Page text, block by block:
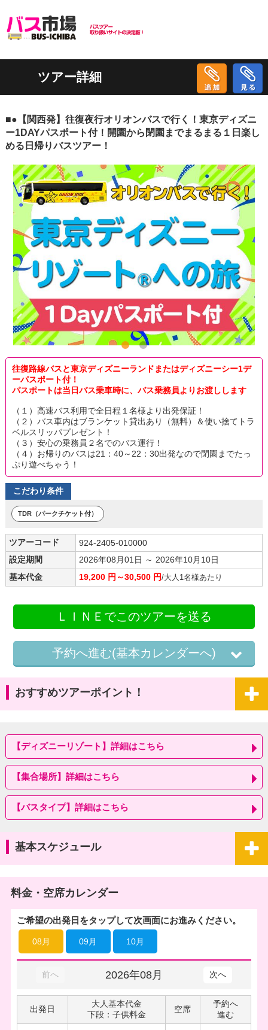
ツアー詳細
■●【関西発】往復夜行オリオンバスで行く！東京ディズニ
ー1DAYパスポート付！開園から閉園までまるまる１日楽し
める日帰りバスツアー！
往復路線バスと東京ディズニーランドまたはディズニーシー1デ
ーパスポート付！
パスポートは当日バス乗車時に、バス乗務員よりお渡しします
（１）高速バス利用で全日程１名様より出発保証！
（２）バス車内はブランケット貸出あり（無料）＆使い捨てトラ
ベルスリッパプレゼント！
（３）安心の乗務員２名でのバス運行！
（４）お帰りのバスは21：40～22：30出発なので閉園までたっ
ぷり遊べちゃう！
こだわり条件
TDR（パークチケット付）
ツアーコード
924-2405-010000
設定期間
2026年08月01日 ～ 2026年10月10日
基本代金
19,200 円～30,500 円/大人1名様あたり
ＬＩＮＥでこのツアーを送る
予約へ進む(基本カレンダーへ)
おすすめツアーポイント！
【ディズニーリゾート】詳細はこちら
【集合場所】詳細はこちら
【バスタイプ】詳細はこちら
基本スケジュール
料金・空席カレンダー
ご希望の出発日をタップして次画面にお進みください。
08月 09月 10月
前へ 2026年08月 次へ
出発日
大人基本代金
下段：子供料金
空席
予約へ
進む